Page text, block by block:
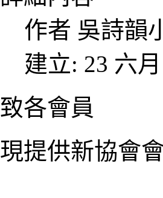
作者 吳詩韻
建立: 23 六
致各會員
現提供新協會